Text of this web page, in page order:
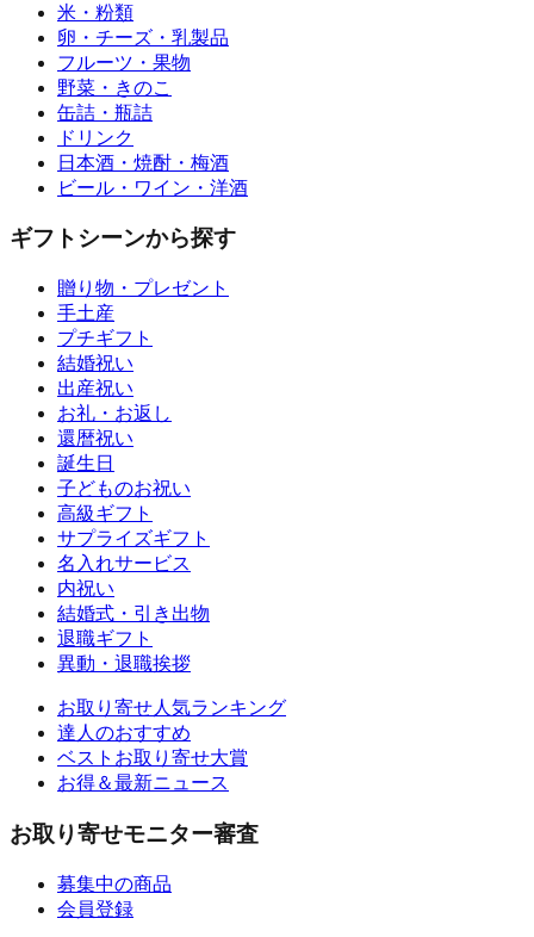
米・粉類
卵・チーズ・乳製品
フルーツ・果物
野菜・きのこ
缶詰・瓶詰
ドリンク
日本酒・焼酎・梅酒
ビール・ワイン・洋酒
ギフトシーンから探す
贈り物・プレゼント
手土産
プチギフト
結婚祝い
出産祝い
お礼・お返し
還暦祝い
誕生日
子どものお祝い
高級ギフト
サプライズギフト
名入れサービス
内祝い
結婚式・引き出物
退職ギフト
異動・退職挨拶
お取り寄せ人気ランキング
達人のおすすめ
ベストお取り寄せ大賞
お得＆最新ニュース
お取り寄せモニター審査
募集中の商品
会員登録